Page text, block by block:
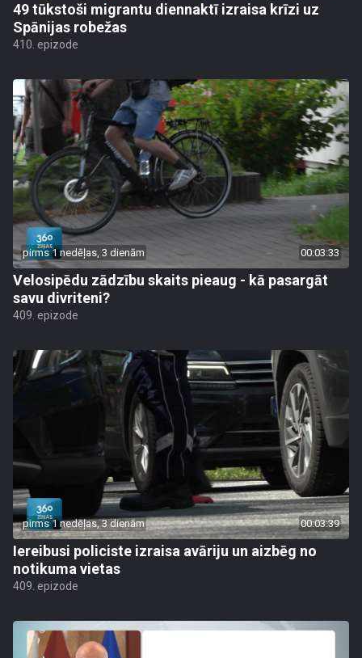
49 tūkstoši migrantu diennaktī izraisa krīzi uz
Spānijas robežas
410. epizode
pirms 1 nedēļas, 3 dienām 00:03:33
Velosipēdu zādzību skaits pieaug - kā pasargāt
savu divriteni?
409. epizode
pirms 1 nedēļas, 3 dienām 00:03:39
Iereibusi policiste izraisa avāriju un aizbēg no
notikuma vietas
409. epizode